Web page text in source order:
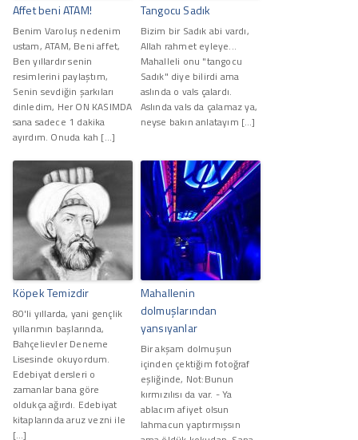
Affet beni ATAM!
Benim Varoluş nedenim
ustam, ATAM, Beni affet,
Ben yıllardır senin
resimlerini paylaştım,
Senin sevdiğin şarkıları
dinledim, Her ON KASIMDA
sana sadece 1 dakika
ayırdım. Onuda kah […]
Tangocu Sadık
Bizim bir Sadık abi vardı,
Allah rahmet eyleye...
Mahalleli onu "tangocu
Sadık" diye bilirdi ama
aslında o vals çalardı.
Aslında vals da çalamaz ya,
neyse bakın anlatayım […]
Köpek Temizdir
80'li yıllarda, yani gençlik
yıllarımın başlarında,
Bahçelievler Deneme
Lisesinde okuyordum.
Edebiyat dersleri o
zamanlar bana göre
oldukça ağırdı. Edebiyat
kitaplarında aruz vezni ile
[…]
Mahallenin
dolmuşlarından
yansıyanlar
Bir akşam dolmuşun
içinden çektiğim fotoğraf
eşliğinde, Not:Bunun
kırmızılısı da var. - Ya
ablacım afiyet olsun
lahmacun yaptırmışsın